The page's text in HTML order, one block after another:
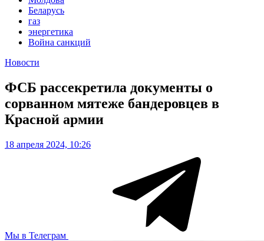
Беларусь
газ
энергетика
Война санкций
Новости
ФСБ рассекретила документы о
сорванном мятеже бандеровцев в
Красной армии
18 апреля 2024, 10:26
Мы в Телеграм